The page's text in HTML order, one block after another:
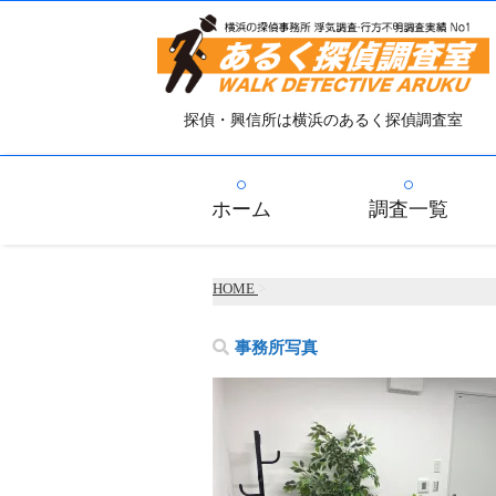
探偵・興信所は横浜のあるく探偵調査室
ホーム 調査一覧
HOME
事務所写真